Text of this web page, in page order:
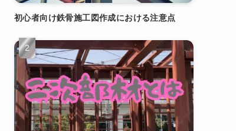
初心者向け鉄骨施工図作成における注意点